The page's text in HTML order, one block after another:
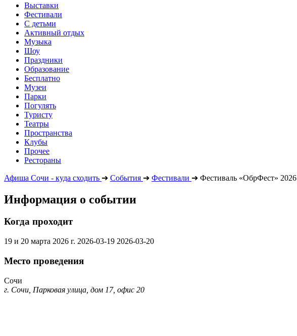
Выставки
Фестивали
С детьми
Активный отдых
Музыка
Шоу
Праздники
Образование
Бесплатно
Музеи
Парки
Погулять
Туристу
Театры
Пространства
Клубы
Прочее
Рестораны
Афиша Сочи - куда сходить ➔ События ➔ Фестивали ➔ Фестиваль «ОбрФест» 2026
Информация о событии
Когда проходит
19 и 20 марта 2026 г. 2026-03-19 2026-03-20
Место проведения
Сочи
г. Сочи, Парковая улица, дом 17, офис 20